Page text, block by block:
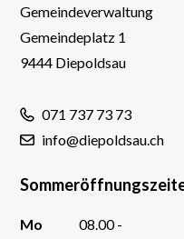
Gemeindeverwaltung
Gemeindeplatz 1
9444 Diepoldsau
071 737 73 73
info@diepoldsau.ch
Mo
08.00 -